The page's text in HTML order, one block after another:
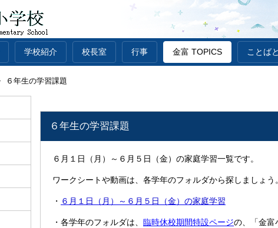
学校紹介 校長室 行事 金富 TOPICS ことば
６年生の学習課題
６年生の学習課題
６月１日（月）～６月５日（金）の家庭学習一覧です。
ワークシートや動画は、各学年のフォルダから探しましょう。
・ ６月１日（月）～６月５日（金）の家庭学習
・各学年のフォルダは、 臨時休校期間特設ページの、「金富